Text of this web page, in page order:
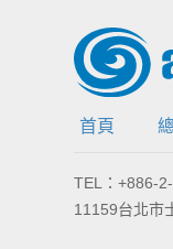
首頁
TEL：+886-
11159台北市